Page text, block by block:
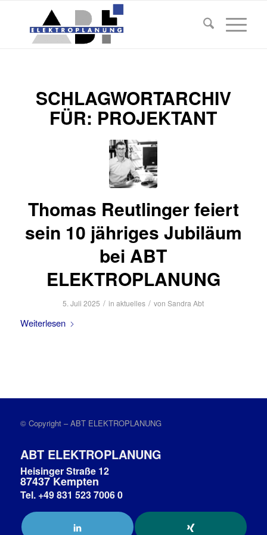
SCHLAGWORTARCHIV
FÜR: PROJEKTANT
Thomas Reutlinger feiert
sein 10 jähriges Jubiläum
bei ABT
ELEKTROPLANUNG
5. Juli 2025 / inaktuelles / vonSandra Abt
Weiterlesen
© Copyright – ABT ELEKTROPLANUNG
ABT ELEKTROPLANUNG
Heisinger Straße 12
87437 Kempten
Tel. +49 831 523 7006 0